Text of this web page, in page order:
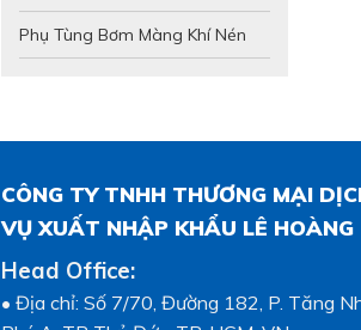
Phụ Tùng Bơm Màng Khí Nén
CÔNG TY TNHH THƯƠNG MẠI
VỤ XUẤT NHẬP KHẨU LÊ HOÀNG
Head Office:
• Địa chỉ: Số 7/70, Đường 182, P. Tăng